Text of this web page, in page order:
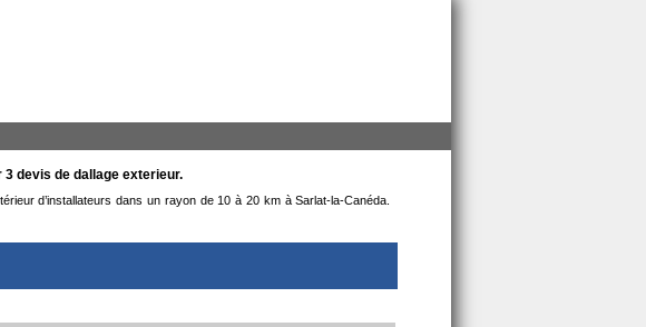
devis de dallage exterieur.
d’installateurs dans un rayon de 10 à 20 km à Sarlat-la-Canéda.